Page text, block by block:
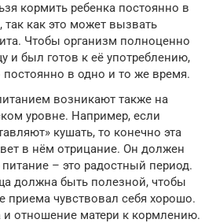
кормить ребенка постоянно в
так как это может вызвать
Чтобы организм полноценно
и был готов к её употреблению,
постоянно в одно и то же время.
возникают также на
уровне. Например, если
кушать, то конечно эта
в нём отрицание. Он должен
питание – это радостный период.
должна быть полезной, чтобы
приема чувствовал себя хорошо.
и отношение матери к кормлению.